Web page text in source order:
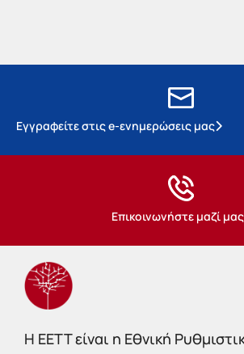
Εγγραφείτε στις e-ενημερώσεις μας
Επικοινωνήστε μαζί μας
Η EETT είναι η Εθνική